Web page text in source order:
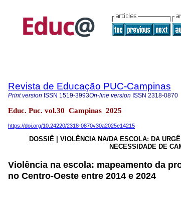
Revista de Educação PUC-Campinas
Print version ISSN 1519-3993On-line version ISSN 2318-0870
Educ. Puc. vol.30 Campinas 2025
https://doi.org/10.24220/2318-0870v30a2025e14215
DOSSIÊ | VIOLÊNCIA NA/DA ESCOLA: DA
NECESSIDADE DE
Violência na escola: mapeamento da
no Centro-Oeste entre 2014 e 2024